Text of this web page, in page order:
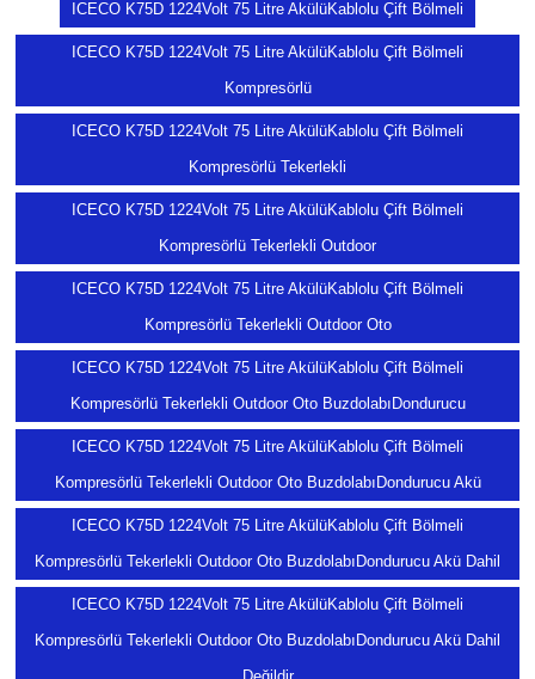
ICECO K75D 1224Volt 75 Litre AkülüKablolu Çift Bölmeli
ICECO K75D 1224Volt 75 Litre AkülüKablolu Çift Bölmeli
Kompresörlü
ICECO K75D 1224Volt 75 Litre AkülüKablolu Çift Bölmeli
Kompresörlü Tekerlekli
ICECO K75D 1224Volt 75 Litre AkülüKablolu Çift Bölmeli
Kompresörlü Tekerlekli Outdoor
ICECO K75D 1224Volt 75 Litre AkülüKablolu Çift Bölmeli
Kompresörlü Tekerlekli Outdoor Oto
ICECO K75D 1224Volt 75 Litre AkülüKablolu Çift Bölmeli
Kompresörlü Tekerlekli Outdoor Oto BuzdolabıDondurucu
ICECO K75D 1224Volt 75 Litre AkülüKablolu Çift Bölmeli
Kompresörlü Tekerlekli Outdoor Oto BuzdolabıDondurucu Akü
ICECO K75D 1224Volt 75 Litre AkülüKablolu Çift Bölmeli
Kompresörlü Tekerlekli Outdoor Oto BuzdolabıDondurucu Akü Dahil
ICECO K75D 1224Volt 75 Litre AkülüKablolu Çift Bölmeli
Kompresörlü Tekerlekli Outdoor Oto BuzdolabıDondurucu Akü Dahil